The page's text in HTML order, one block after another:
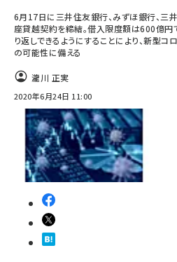
6月17日に三井住友銀行、みずほ銀行、三
座貸越契約を締結。借入限度額は600億円
り返しできるようにすることにより、新型
の可能性に備える
瀧川 正実
2020年6月24日 11:00